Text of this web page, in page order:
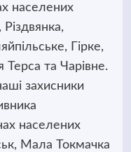
населених
Гірке,
Терса та Чарівне.
захисники
населених
Мала Токмачка